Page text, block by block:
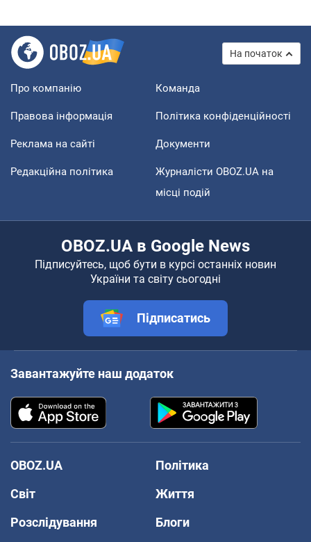
На початок
Про компанію Команда
Правова інформація Політика конфіденційності
Реклама на сайті Документи
Редакційна політика
Журналісти OBOZ.UA на
місці подій
OBOZ.UA в Google News
Підписуйтесь, щоб бути в курсі останніх новин
України та світу сьогодні
Підписатись
Завантажуйте наш додаток
OBOZ.UA
Політика
Світ
Життя
Розслідування
Блоги